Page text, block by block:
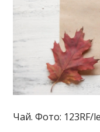
Чай. Фото: 123RF/